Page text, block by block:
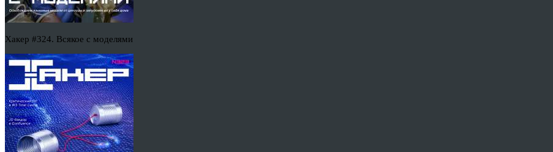
Хакер #324. Всякое с моделями